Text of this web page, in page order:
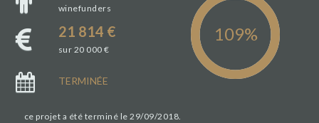
winefunders
21 814 €
sur 20 000 €
TERMINÉE
ce projet a été terminé le 29/09/2018.